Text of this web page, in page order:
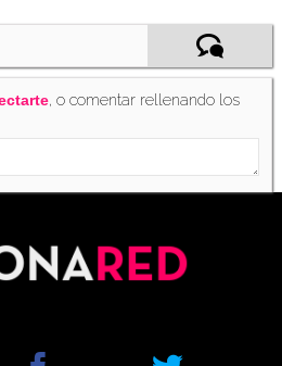
, o comentar rellenando los